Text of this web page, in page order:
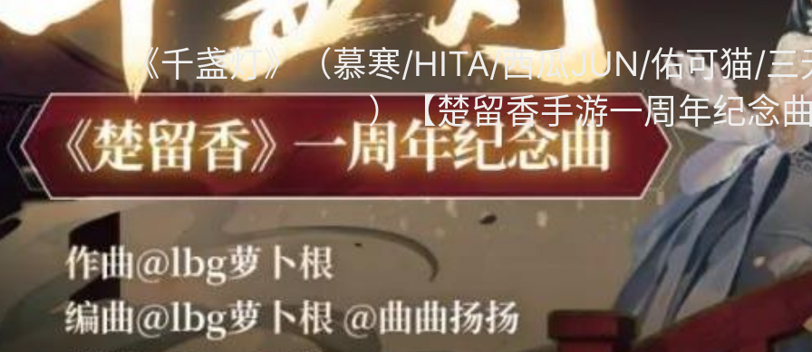
《千盏灯》（慕寒/HITA/西瓜JUN/佑可猫/
）【楚留香手游一周年纪念